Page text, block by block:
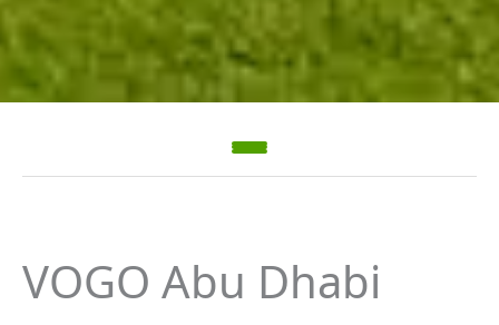
VOGO Abu Dhabi